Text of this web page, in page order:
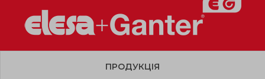
ПРОДУКЦІЯ